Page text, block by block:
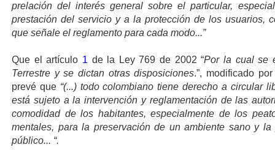
prelación del interés general sobre el particular,
prestación del servicio y a la protección de los usuarios,
que señale el reglamento para cada modo...”
Que el artículo 1 de la Ley 769 de 2002 “Por la cual se
Terrestre y se dictan otras disposiciones.”, modificado
prevé que “(...) todo colombiano tiene derecho a circular
está sujeto a la intervención y reglamentación de las
comodidad de los habitantes, especialmente de los
mentales, para la preservación de un ambiente sano y
público... “.